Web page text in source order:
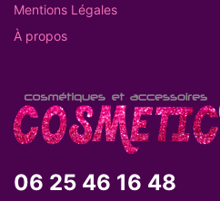
Mentions Légales
À propos
06 25 46 16 48